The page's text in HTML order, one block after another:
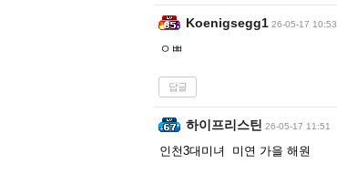
Koenigsegg1 26-05-17 10:53
ㅇㅃ
답글
하이프리스틴 26-05-17 11:51
인천3대미녀 미연 가을 해원